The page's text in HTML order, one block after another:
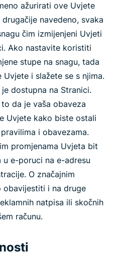
ažurirati ove Uvjete
navedeno, svaka
čim izmijenjeni Uvjeti
Ako nastavite koristiti
stupe na snagu, tada
i slažete se s njima.
dostupna na Stranici.
da je vaša obaveza
Uvjete kako biste ostali
i obavezama.
promjenama Uvjeta bit
e-poruci na e-adresu
O značajnim
obavijestiti i na druge
natpisa ili skočnih
računu.